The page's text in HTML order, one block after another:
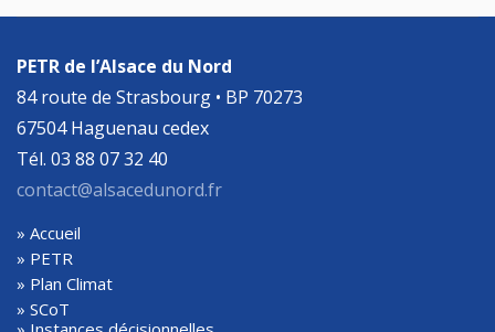
Avr 29, 2025
PETR de l’Alsace du Nord
84 route de Strasbourg • BP 70273
67504 Haguenau cedex
Tél. 03 88 07 32 40
contact@alsacedunord.fr
» Accueil
» PETR
» Plan Climat
» SCoT